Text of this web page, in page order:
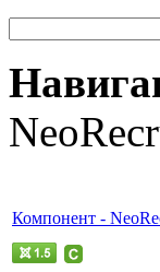
Компонент -